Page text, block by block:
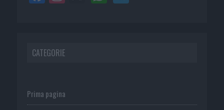
CATEGORIE
Prima pagina